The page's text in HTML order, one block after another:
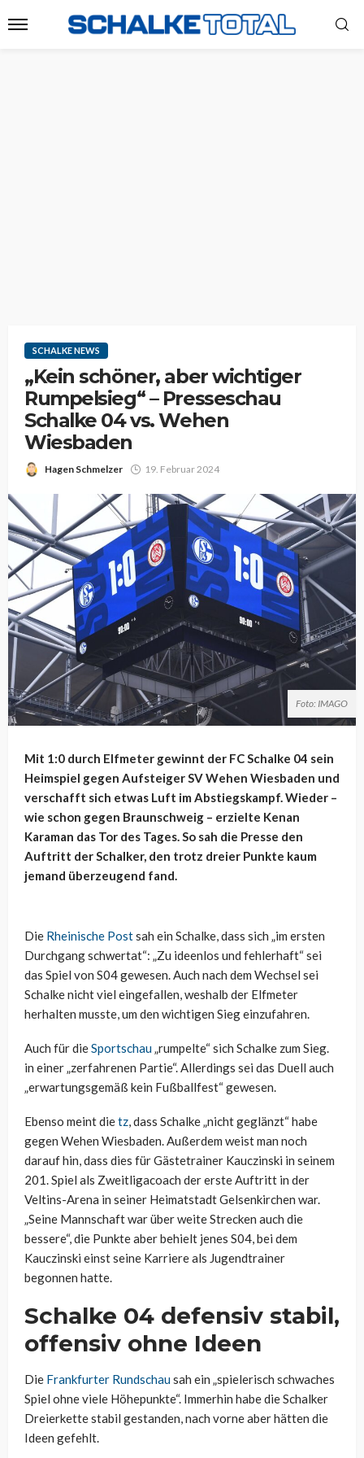
SCHALKE NEWS
„Kein schöner, aber wichtiger
Rumpelsieg“ – Presseschau
Schalke 04 vs. Wehen
Wiesbaden
Hagen Schmelzer 19. Februar 2024
Foto: IMAGO
Mit 1:0 durch Elfmeter gewinnt der FC Schalke 04 sein
Heimspiel gegen Aufsteiger SV Wehen Wiesbaden und
verschafft sich etwas Luft im Abstiegskampf. Wieder –
wie schon gegen Braunschweig – erzielte Kenan
Karaman das Tor des Tages. So sah die Presse den
Auftritt der Schalker, den trotz dreier Punkte kaum
jemand überzeugend fand.
Die Rheinische Postsah ein Schalke, dass sich „im ersten
Durchgang schwertat“: „Zu ideenlos und fehlerhaft“ sei
das Spiel von S04 gewesen. Auch nach dem Wechsel sei
Schalke nicht viel eingefallen, weshalb der Elfmeter
herhalten musste, um den wichtigen Sieg einzufahren.
Auch für dieSportschau„rumpelte“ sich Schalke zum Sieg.
in einer „zerfahrenen Partie“. Allerdings sei das Duell auch
„erwartungsgemäß kein Fußballfest“ gewesen.
Ebenso meint dietz, dass Schalke „nicht geglänzt“ habe
gegen Wehen Wiesbaden. Außerdem weist man noch
darauf hin, dass dies für Gästetrainer Kauczinski in seinem
201. Spiel als Zweitligacoach der erste Auftritt in der
Veltins-Arena in seiner Heimatstadt Gelsenkirchen war.
„Seine Mannschaft war über weite Strecken auch die
bessere“, die Punkte aber behielt jenes S04, bei dem
Kauczinski einst seine Karriere als Jugendtrainer
begonnen hatte.
Schalke 04 defensiv stabil,
offensiv ohne Ideen
Die Frankfurter Rundschausah ein „spielerisch schwaches
Spiel ohne viele Höhepunkte“. Immerhin habe die Schalker
Dreierkette stabil gestanden, nach vorne aber hätten die
Ideen gefehlt.